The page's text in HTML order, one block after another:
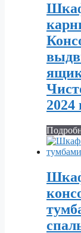
2024